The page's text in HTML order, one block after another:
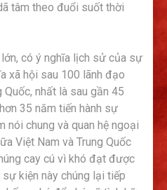
tâm theo đuổi suốt thời
có ý nghĩa lịch sử của sự
xã hội sau 100 lãnh đạo
nhất là sau gần 45
35 năm tiến hành sự
nói chung và quan hệ ngoại
Việt Nam và Trung Quốc
cay cú vì khó đạt được
kiện này chúng lại tiếp